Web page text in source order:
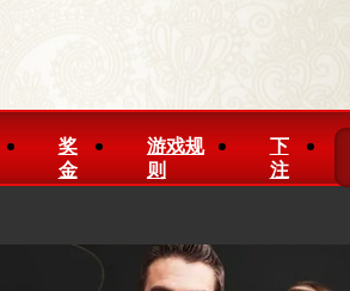
奖
金
游戏规
则
下
注